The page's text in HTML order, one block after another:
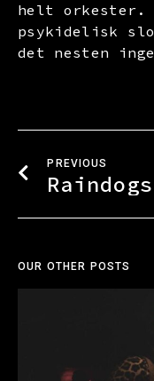
helt orkester.
psykidelisk
det nesten
PREVIOUS
OUR OTHER POSTS